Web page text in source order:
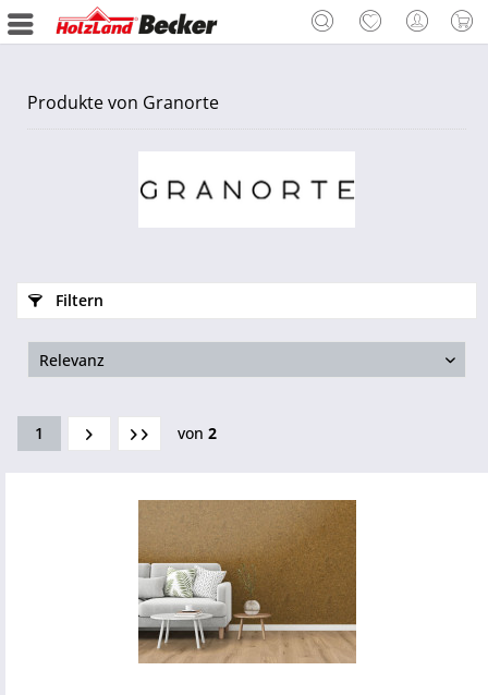
Produkte von Granorte
Filtern
1 von 2